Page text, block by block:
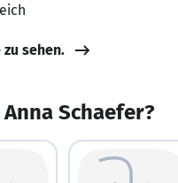
sehen.
Schaefer?